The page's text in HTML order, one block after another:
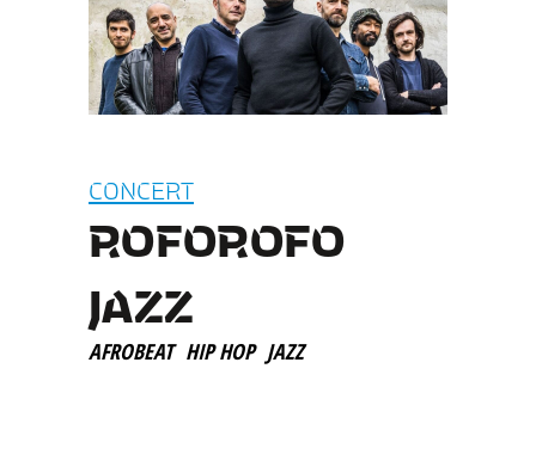
CONCERT
ROFOROFO
JAZZ
AFROBEAT HIP HOP JAZZ